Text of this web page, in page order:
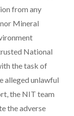
from any
Mineral
National
the task of
alleged unlawful
the NIT team
the adverse